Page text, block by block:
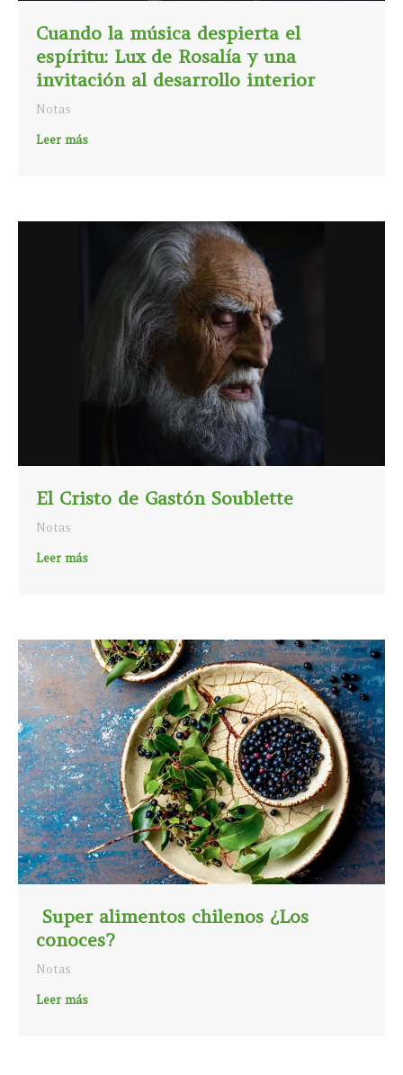
Cuando la música despierta el
espíritu: Lux de Rosalía y una
invitación al desarrollo interior
Notas
Leer más
El Cristo de Gastón Soublette
Notas
Leer más
Super alimentos chilenos ¿Los
conoces?
Notas
Leer más